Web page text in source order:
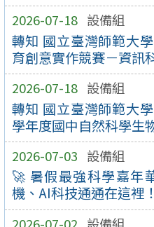
2026-07-18 設備組
轉知 國立臺灣師範大
育創意實作競賽－資訊
2026-07-18 設備組
轉知 國立臺灣師範大
學年度國中自然科學生
2026-07-03 設備組
🚀 暑假最強科學嘉年
機、AI科技通通在這裡！
2026-07-02 設備組